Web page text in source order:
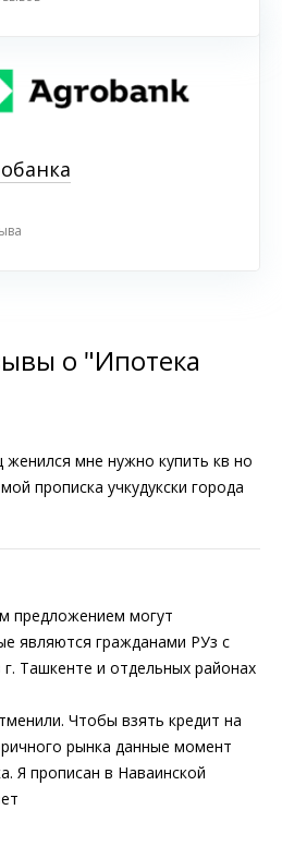
о "Ипотека
мне нужно купить кв но
прописка учкудукски города
предложением могут
являются гражданами РУз с
Ташкенте и отдельных районах
Чтобы взять кредит на
рынка данные момент
Я прописан в Наваинской